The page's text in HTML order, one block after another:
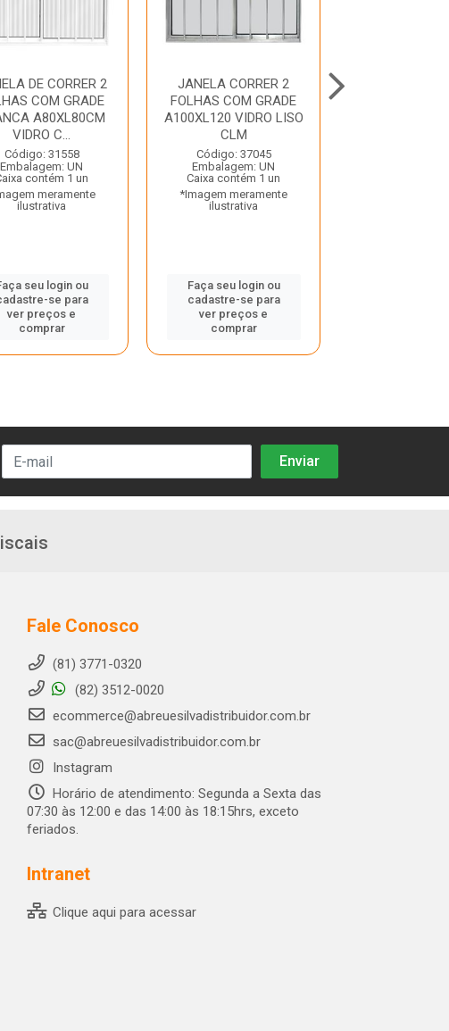
DE CORRER 2
COM GRADE
A80XL80CM
VIDRO C...
Código: 31558
Embalagem: UN
contém 1 un
meramente
ilustrativa
seu login ou
se para
ver preços e
comprar
JANELA CORRER 2
FOLHAS COM GRADE
A100XL120 VIDRO LISO
CLM
Código: 37045
Embalagem: UN
Caixa contém 1 un
*Imagem meramente
ilustrativa
Faça seu login ou
cadastre-se para
ver preços e
comprar
Fale Conosco
(81) 3771-0320
(82) 3512-0020
ecommerce@abreuesilvadistribuidor.com.br
sac@abreuesilvadistribuidor.com.br
Instagram
Horário de atendimento: Segunda a Sexta das
07:30 às 12:00 e das 14:00 às 18:15hrs, exceto
feriados.
Intranet
Clique aqui para acessar